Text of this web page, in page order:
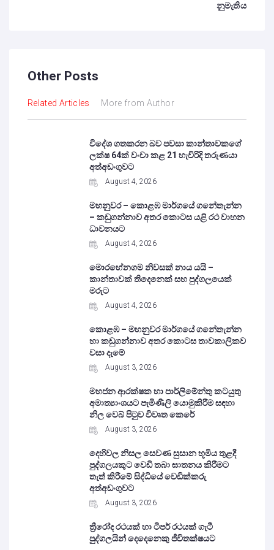
නුමැතිය
Other Posts
Related Articles More from Author
විදේශ ගතකරන බව පවසා කාන්තාවකගේ
ලක්ෂ 64ක් වංචා කළ 21 හැවිරිදි තරුණයා
අත්අඩංගුවට
August 4, 2026
මහනුවර – කොළඹ මාර්ගයේ ගනේතැන්න
– කඩුගන්නාව අතර කොටස යළි රථ වාහන
ධාවනයට
August 4, 2026
මොරහේනගම නිවසක් නාය යයි –
කාන්තාවක් තිදෙනෙක් සහ පුද්ගලයෙක්
මරුට
August 4, 2026
කොළඹ – මහනුවර මාර්ගයේ ගනේතැන්න
හා කඩුගන්නාව අතර කොටස තාවකාලිකව
වසා දැමේ
August 3, 2026
මහජන ආරක්ෂක හා පාර්ලිමේන්තු කටයුතු
අමාත්‍යාංශයට පැමිණිලි යොමුකිරීම සඳහා
නිල වෙබ් පිටුව විවෘත කෙරේ
August 3, 2026
දෙහිවල නිසල සෙවණ සුසාන භූමිය තුළදී
පුද්ගලයකුට වෙඩි තබා ඝාතනය කිරීමට
තැත් කිරීමේ සිද්ධියේ වෙඩික්කරු
අත්අඩංගුවට
August 3, 2026
ත්‍රීරෝද රථයක් හා ටිපර් රථයක් ගැටී
පුද්ගලයින් දෙදෙනෙකු ජීවිතක්ෂයට